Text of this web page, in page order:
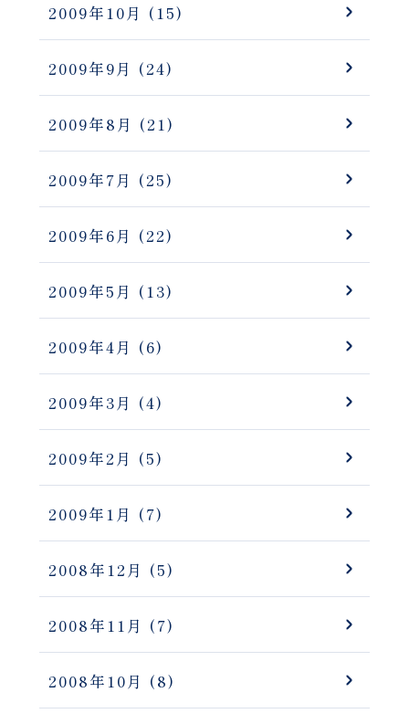
2009年10月 (15)
2009年9月 (24)
2009年8月 (21)
2009年7月 (25)
2009年6月 (22)
2009年5月 (13)
2009年4月 (6)
2009年3月 (4)
2009年2月 (5)
2009年1月 (7)
2008年12月 (5)
2008年11月 (7)
2008年10月 (8)